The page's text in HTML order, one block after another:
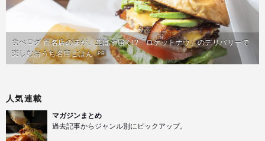
食べログ 百名店の味が、並ばず届く!?「ロケットナウ」のデリバリーで
楽しむおうち名店ごはん PR
人気連載
マガジンまとめ
過去記事からジャンル別にピックアップ。